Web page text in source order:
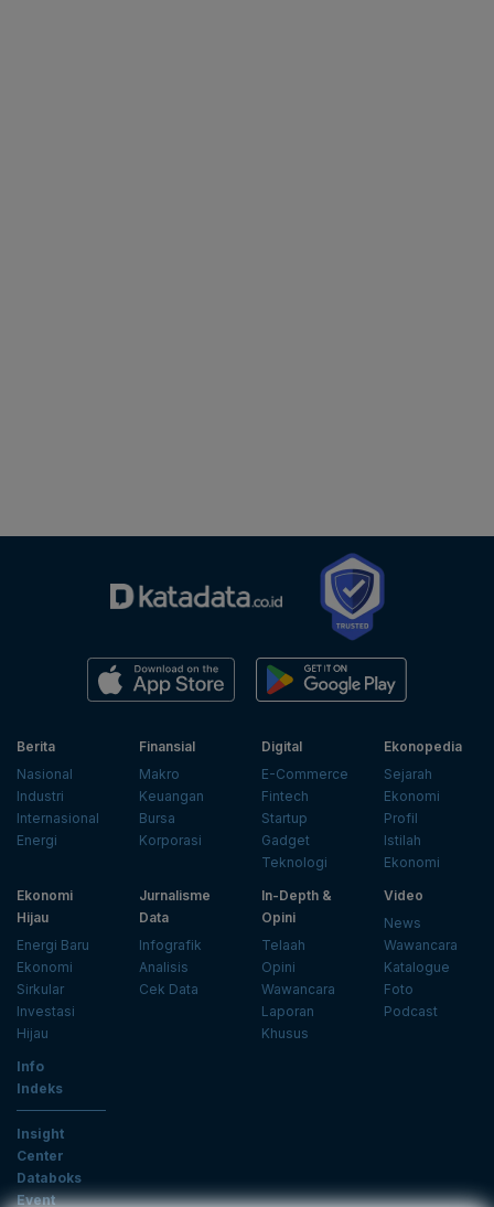
Berita
Nasional
Industri
Internasional
Energi
Finansial
Makro
Keuangan
Bursa
Korporasi
Digital
E-Commerce
Fintech
Startup
Gadget
Teknologi
Ekonopedia
Sejarah
Ekonomi
Profil
Istilah
Ekonomi
Ekonomi
Hijau
Energi Baru
Ekonomi
Sirkular
Investasi
Hijau
Jurnalisme
Data
Infografik
Analisis
Cek Data
In-Depth &
Opini
Telaah
Opini
Wawancara
Laporan
Khusus
Video
News
Wawancara
Katalogue
Foto
Podcast
Info
Indeks
Insight
Center
Databoks
Event